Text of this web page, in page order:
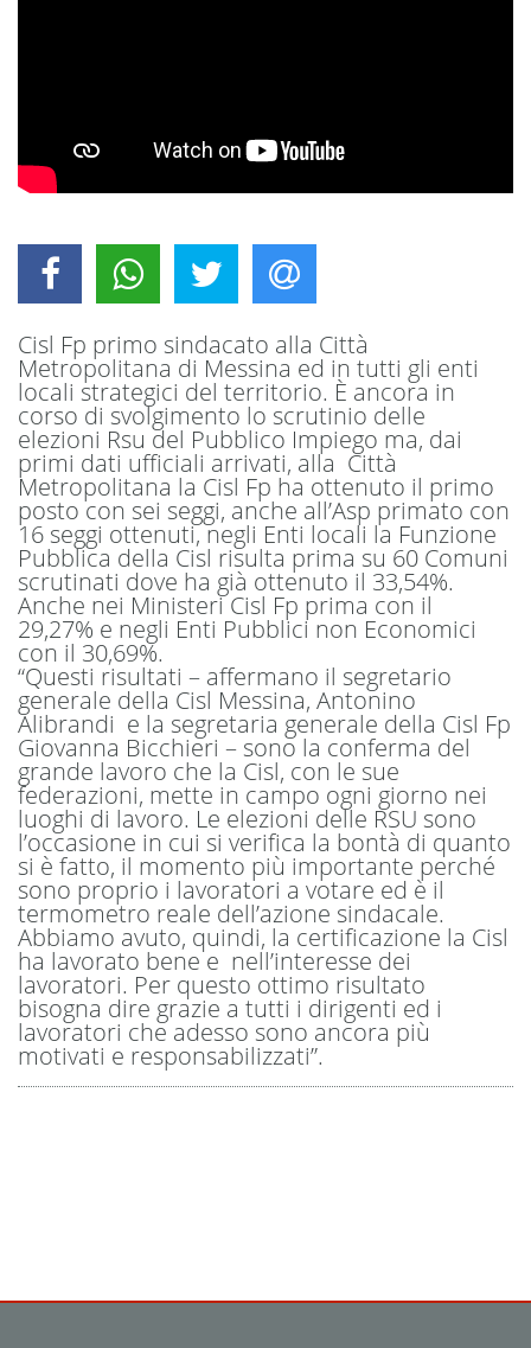
Cisl Fp primo sindacato alla Città
Metropolitana di Messina ed in tutti gli enti
locali strategici del territorio. È ancora in
corso di svolgimento lo scrutinio delle
elezioni Rsu del Pubblico Impiego ma, dai
primi dati ufficiali arrivati, alla Città
Metropolitana la Cisl Fp ha ottenuto il primo
posto con sei seggi, anche all’Asp primato con
16 seggi ottenuti, negli Enti locali la Funzione
Pubblica della Cisl risulta prima su 60 Comuni
scrutinati dove ha già ottenuto il 33,54%.
Anche nei Ministeri Cisl Fp prima con il
29,27% e negli Enti Pubblici non Economici
con il 30,69%.
“Questi risultati – affermano il segretario
generale della Cisl Messina, Antonino
Alibrandi e la segretaria generale della Cisl Fp
Giovanna Bicchieri – sono la conferma del
grande lavoro che la Cisl, con le sue
federazioni, mette in campo ogni giorno nei
luoghi di lavoro. Le elezioni delle RSU sono
l’occasione in cui si verifica la bontà di quanto
si è fatto, il momento più importante perché
sono proprio i lavoratori a votare ed è il
termometro reale dell’azione sindacale.
Abbiamo avuto, quindi, la certificazione la Cisl
ha lavorato bene e nell’interesse dei
lavoratori. Per questo ottimo risultato
bisogna dire grazie a tutti i dirigenti ed i
lavoratori che adesso sono ancora più
motivati e responsabilizzati”.